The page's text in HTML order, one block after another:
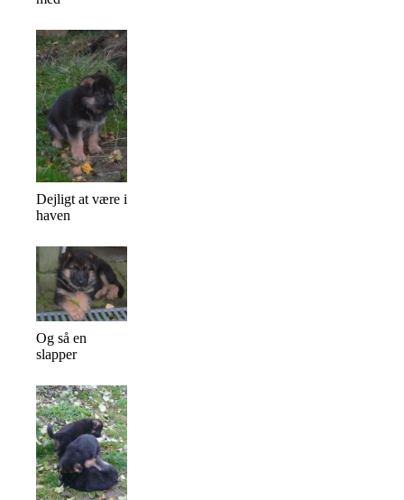
Dejligt at være i
haven
Og så en
slapper